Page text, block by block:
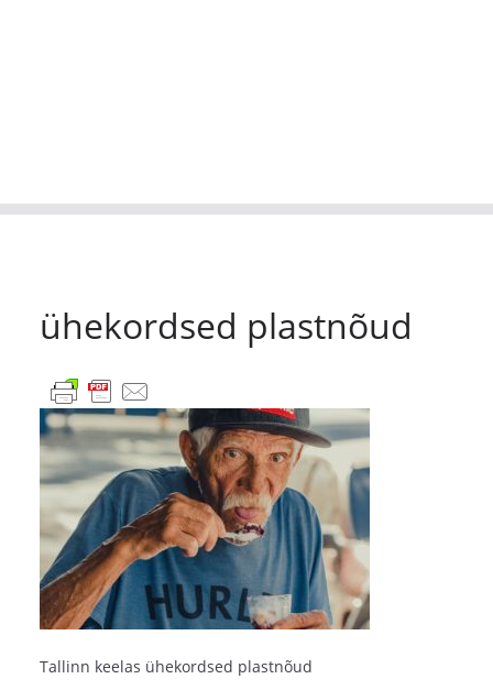
ühekordsed plastnõud
Tallinn keelas ühekordsed plastnõud